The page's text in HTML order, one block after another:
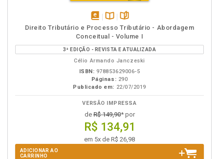
disponível
em
eBook
Disponível
na
B.V.
páginas
Direito Tributário e Processo Tributário - Abordagem
Conceitual - Volume I
3ª EDIÇÃO - REVISTA E ATUALIZADA
Célio Armando Janczeski
ISBN: 978853629006-5
Páginas: 290
Publicado em: 22/07/2019
VERSÃO IMPRESSA
deR$ 149,90* por
R$ 134,91
em 5x de R$ 26,98
ADICIONAR AO
CARRINHO